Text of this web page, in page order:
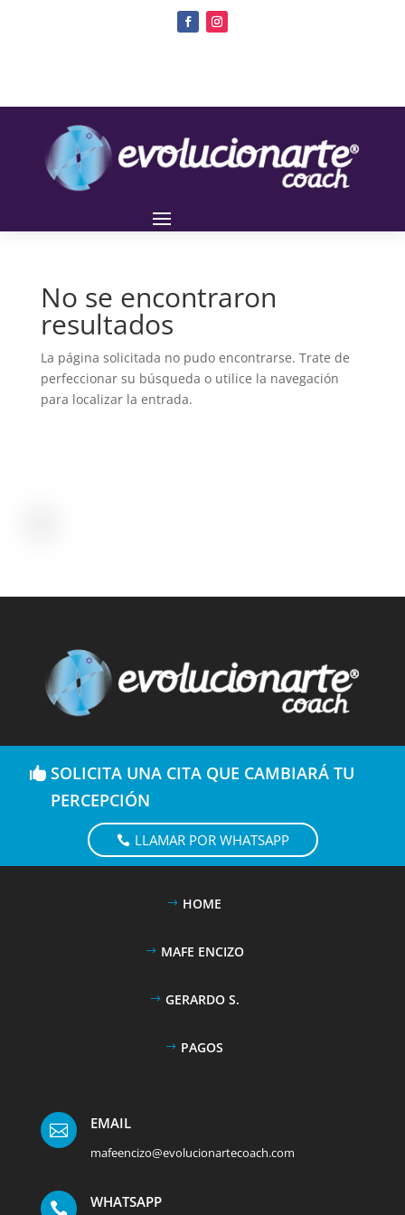
No se encontraron
resultados
La página solicitada no pudo encontrarse. Trate de
perfeccionar su búsqueda o utilice la navegación
para localizar la entrada.
SOLICITA UNA CITA QUE CAMBIARÁ TU
PERCEPCIÓN
LLAMAR POR WHATSAPP
HOME
MAFE ENCIZO
GERARDO S.
PAGOS
 EMAIL
mafeencizo@evolucionartecoach.com
 WHATSAPP